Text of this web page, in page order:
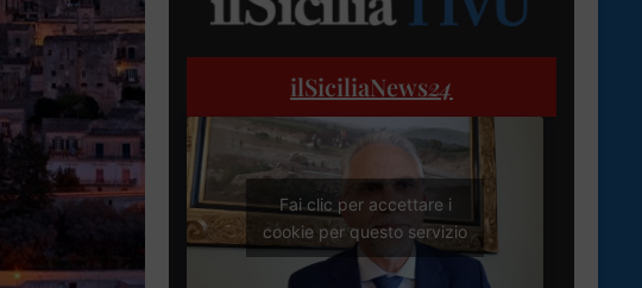
ilSiciliaNews24
Fai clic per accettare i
cookie per questo servizio